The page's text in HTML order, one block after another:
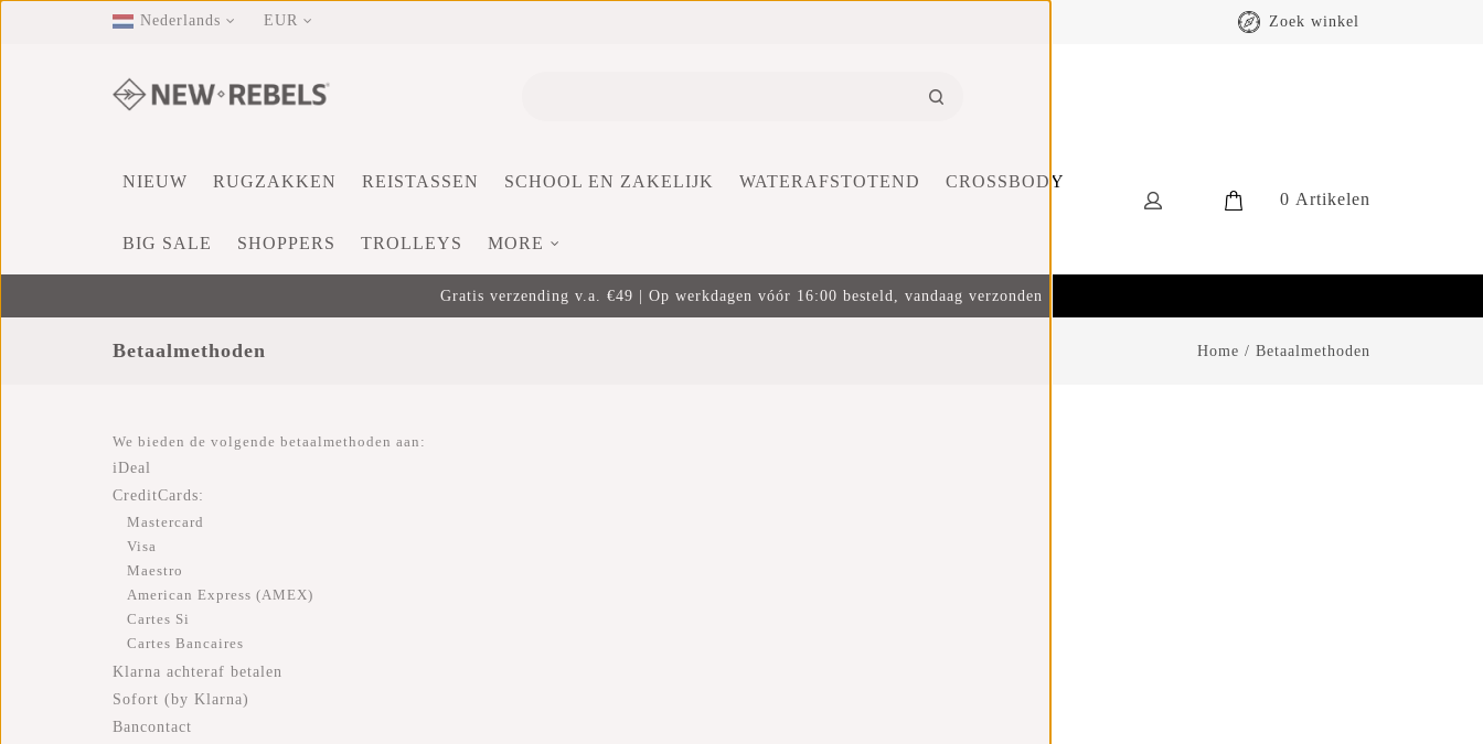
Nederlands EUR Zoek winkel
0 Artikelen
NIEUW RUGZAKKEN REISTASSEN SCHOOL EN ZAKELIJK WATERAFSTOTEND CROSSBODY
BIG SALE SHOPPERS TROLLEYS MORE
Gratis verzending v.a. €49 | Op werkdagen vóór 16:00 besteld, vandaag verzonden
Betaalmethoden Home / Betaalmethoden
We bieden de volgende betaalmethoden aan:
iDeal
CreditCards:
Mastercard
Visa
Maestro
American Express (AMEX)
Cartes Si
Cartes Bancaires
Klarna achteraf betalen
Sofort (by Klarna)
Bancontact